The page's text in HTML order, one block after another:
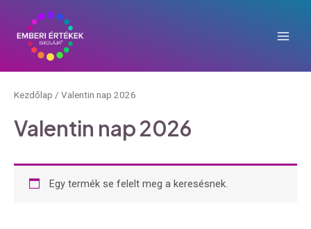
content
Menu
Kezdőlap / Valentin nap 2026
Valentin nap 2026
Egy termék se felelt meg a keresésnek.